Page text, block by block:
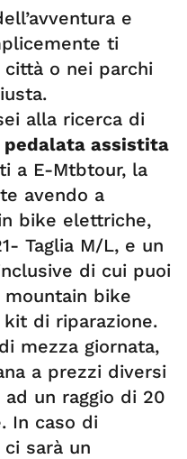
e
ti
o nei parchi
alla ricerca di
pedalata assistita
a E-Mtbtour, la
avendo a
bike elettriche,
Taglia M/L, e un
di cui puoi
bike
di riparazione.
mezza giornata,
a prezzi diversi
un raggio di 20
In caso di
sarà un